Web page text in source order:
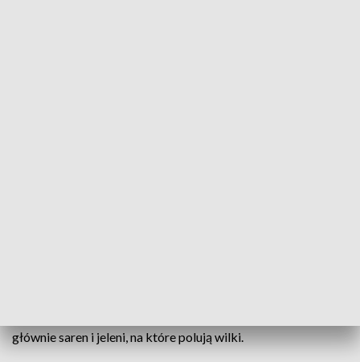
głównie saren i jeleni, na które polują wilki.